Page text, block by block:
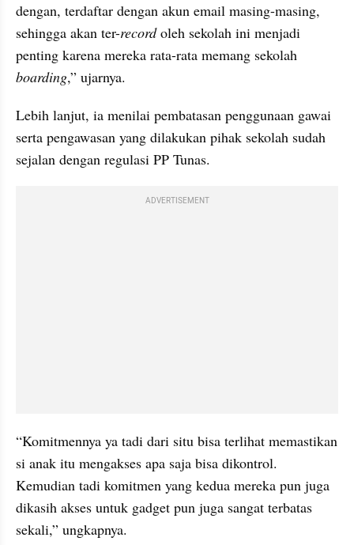
dengan, terdaftar dengan akun email masing-masing,
sehingga akan ter-record oleh sekolah ini menjadi
boarding,” ujarnya.
Lebih lanjut, ia menilai pembatasan penggunaan gawai
serta pengawasan yang dilakukan pihak sekolah sudah
sejalan dengan regulasi PP Tunas.
ADVERTISEMENT
“Komitmennya ya tadi dari situ bisa terlihat memastikan
si anak itu mengakses apa saja bisa dikontrol.
Kemudian tadi komitmen yang kedua mereka pun juga
dikasih akses untuk gadget pun juga sangat terbatas
sekali,” ungkapnya.